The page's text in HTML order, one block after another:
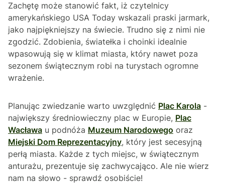
Zachętę może stanowić fakt, iż czytelnicy
amerykańskiego USA Today wskazali praski jarmark,
jako najpiękniejszy na świecie. Trudno się z nimi nie
zgodzić. Zdobienia, światełka i choinki idealnie
wpasowują się w klimat miasta, który nawet poza
sezonem świątecznym robi na turystach ogromne
wrażenie.
Planując zwiedzanie warto uwzględnić Plac Karola -
największy średniowieczny plac w Europie, Plac
Wacława u podnóża Muzeum Narodowego oraz
Miejski Dom Reprezentacyjny, który jest secesyjną
perłą miasta. Każde z tych miejsc, w świątecznym
anturażu, prezentuje się zachwycająco. Ale nie wierz
nam na słowo - sprawdź osobiście!